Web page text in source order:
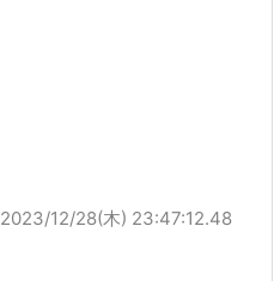
2023/12/28(木) 23:47:12.48